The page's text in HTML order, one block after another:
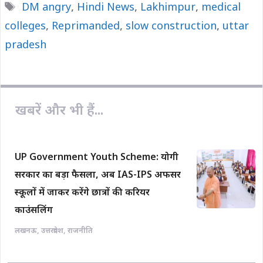
b
o
o
s
A
L
i
l
e
Tags
DM angry, Hindi News, Lakhimpur, medical
colleges, Reprimanded, slow construction, uttar
pradesh
खबरें और भी हैं...
UP Government Youth Scheme: योगी
सरकार का बड़ा फैसला, अब IAS-IPS अफसर
स्कूलों में जाकर करेंगे छात्रों की करियर
काउंसलिंग
लखनऊ, उत्तरप्रदेश, राजनीति